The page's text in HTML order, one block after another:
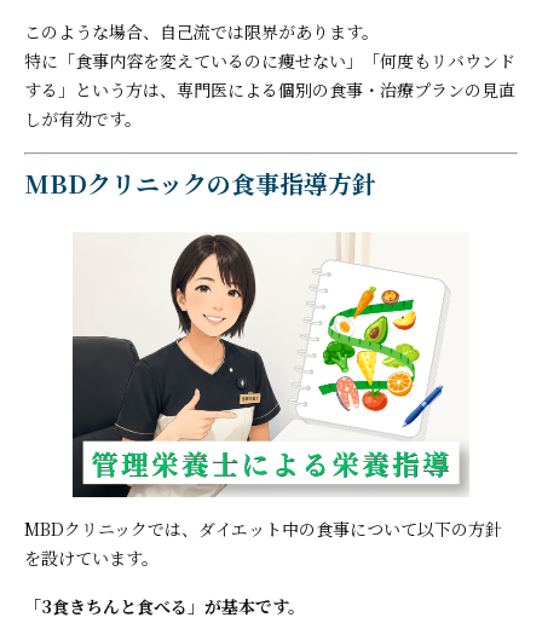
このような場合、自己流では限界があります。
特に「食事内容を変えているのに痩せない」「何度もリバウンド
する」という方は、専門医による個別の食事・治療プランの見直
しが有効です。
MBDクリニックの食事指導方針
MBDクリニックでは、ダイエット中の食事について以下の方針
を設けています。
「3食きちんと食べる」が基本です。